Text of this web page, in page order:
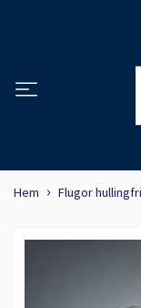
Hem Flugor